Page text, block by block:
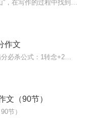
作文
文（90节）
节）